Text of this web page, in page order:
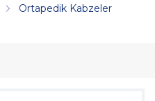
Ortapedik Kabzeler